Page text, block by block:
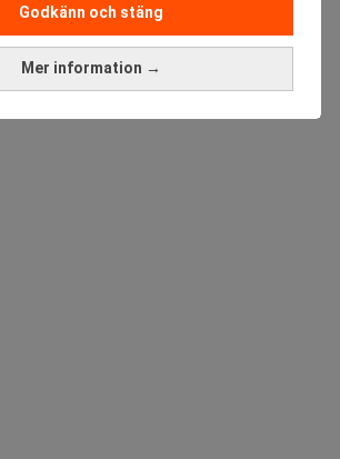
Mer information →
Godkänn och stäng